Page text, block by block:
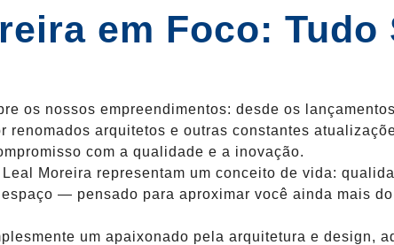
em Foco: Tudo
os nossos empreendimentos: desde os
renomados arquitetos e outras constantes
com a qualidade e a inovação.
Moreira representam um conceito de vida:
— pensado para aproximar você ainda mais
um apaixonado pela arquitetura e design,